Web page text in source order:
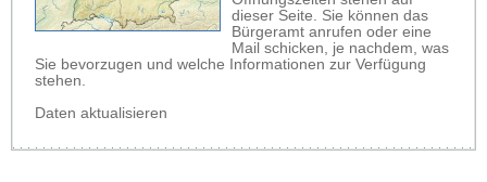
dieser Seite. Sie können das
Bürgeramt anrufen oder eine
Mail schicken, je nachdem, was
Sie bevorzugen und welche Informationen zur Verfügung
stehen.
Daten aktualisieren